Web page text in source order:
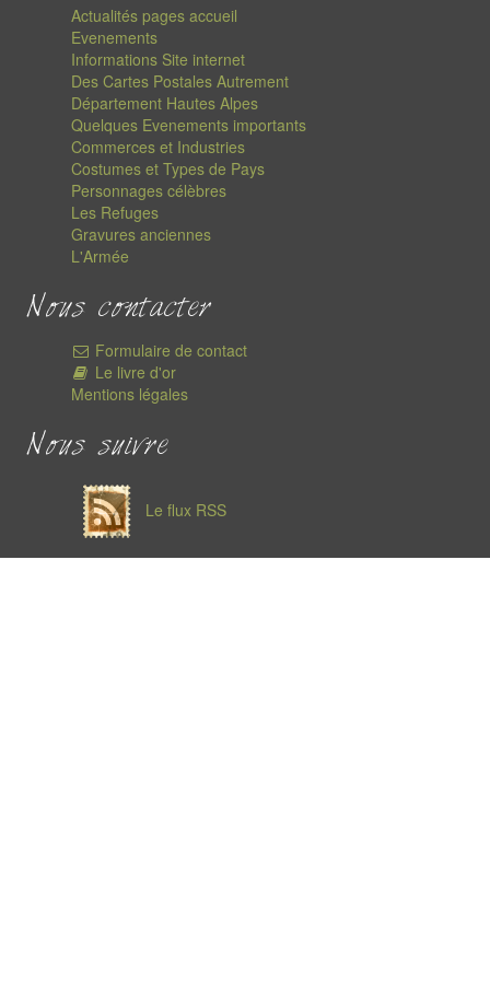
Actualités pages accueil
Evenements
Informations Site internet
Des Cartes Postales Autrement
Département Hautes Alpes
Quelques Evenements importants
Commerces et Industries
Costumes et Types de Pays
Personnages célèbres
Les Refuges
Gravures anciennes
L'Armée
Nous contacter
Formulaire de contact
Le livre d'or
Mentions légales
Nous suivre
Le flux RSS